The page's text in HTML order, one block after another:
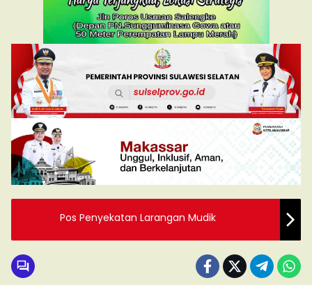
Pos Penyekatan Larangan Mudik